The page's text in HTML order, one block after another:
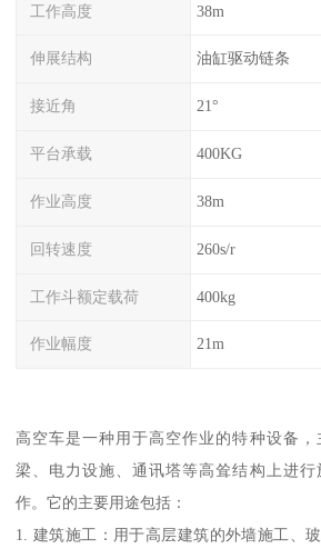
工作高度 38m
伸展结构 油缸驱动链条
接近角 21°
平台承载 400KG
作业高度 38m
回转速度 260s/r
工作斗额定载荷 400kg
作业幅度 21m
高空车是一种用于高空作业的特种设备
梁、电力设施、通讯塔等高耸结构上进
作。它的主要用途包括：
1. 建筑施工：用于高层建筑的外墙施工、